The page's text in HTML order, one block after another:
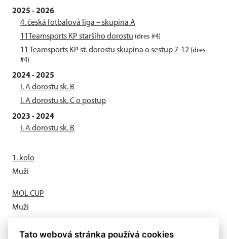
2025 - 2026
4. česká fotbalová liga – skupina A
11Teamsports KP staršího dorostu (dres #4)
11 Teamsports KP st. dorostu skupina o sestup 7-12 (dres
#4)
2024 - 2025
I. A dorostu sk. B
I. A dorostu sk. C o postup
2023 - 2024
I. A dorostu sk. B
1. kolo
Muži
MOL CUP
Muži
Letní příprava odstartovala
Tato webová stránka používá cookies